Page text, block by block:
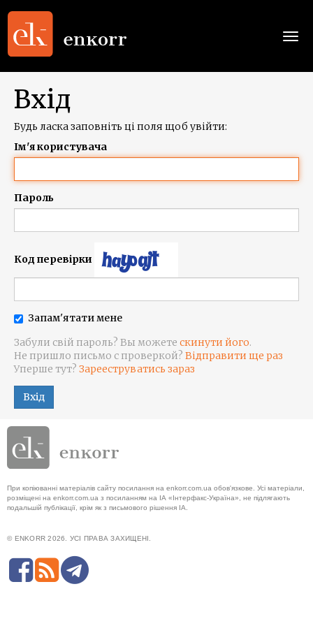
Вхід
Будь ласка заповніть ці поля щоб увійти:
Ім'я користувача
Пароль
Код перевірки
Запам'ятати мене
Забули свій пароль? Вы можете скинути його.
Не пришло письмо с проверкой? Відправити ще раз
Уперше тут? Зарееструватись зараз
Вхід
При копіюванні матеріалів сайту посилання на enkorr.com.ua обов'язкове. Усі матеріали,
розміщені на enkorr.com.ua з посиланням на ІА «Інтерфакс-Україна», не підлягають
подальшій публікації, крім як з письмового рішення ІА.
© ENKORR 2026. УСІ ПРАВА ЗАХИЩЕНІ.